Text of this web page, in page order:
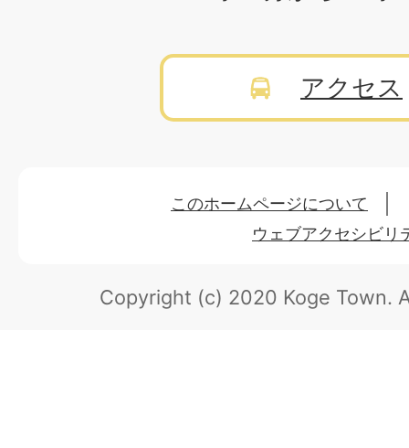
アクセス
このホームページについて
ウェブアクセシビリ
Copyright (c) 2020 Koge Town.